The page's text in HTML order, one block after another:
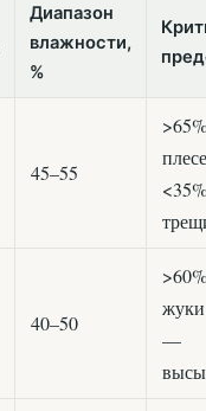
Диапазон
влажности,
%
45–55
40–50
—